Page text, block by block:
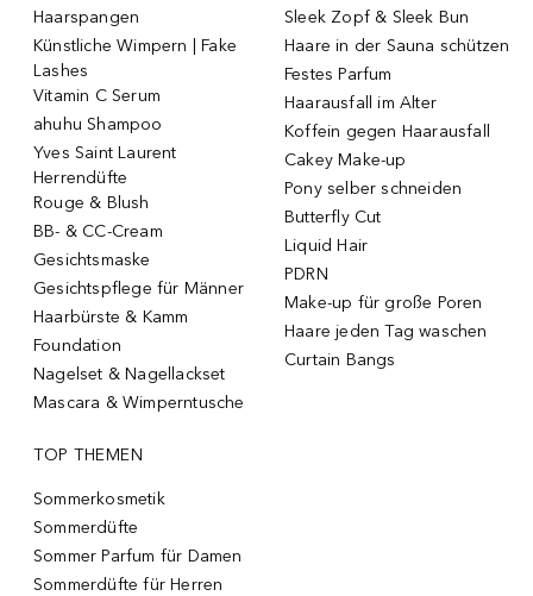
Haarspangen
Künstliche Wimpern | Fake
Lashes
Vitamin C Serum
ahuhu Shampoo
Yves Saint Laurent
Herrendüfte
Rouge & Blush
BB- & CC-Cream
Gesichtsmaske
Gesichtspflege für Männer
Haarbürste & Kamm
Foundation
Nagelset & Nagellackset
Mascara & Wimperntusche
Sleek Zopf & Sleek Bun
Haare in der Sauna schützen
Festes Parfum
Haarausfall im Alter
Koffein gegen Haarausfall
Cakey Make-up
Pony selber schneiden
Butterfly Cut
Liquid Hair
PDRN
Make-up für große Poren
Haare jeden Tag waschen
Curtain Bangs
TOP THEMEN
Sommerkosmetik
Sommerdüfte
Sommer Parfum für Damen
Sommerdüfte für Herren